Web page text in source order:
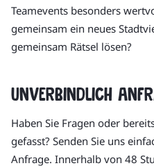
Teamevents besonders
gemeinsam ein neues
gemeinsam Rätsel lösen?
Unverbindlich
Haben Sie Fragen oder
gefasst? Senden Sie uns
Anfrage. Innerhalb von 48